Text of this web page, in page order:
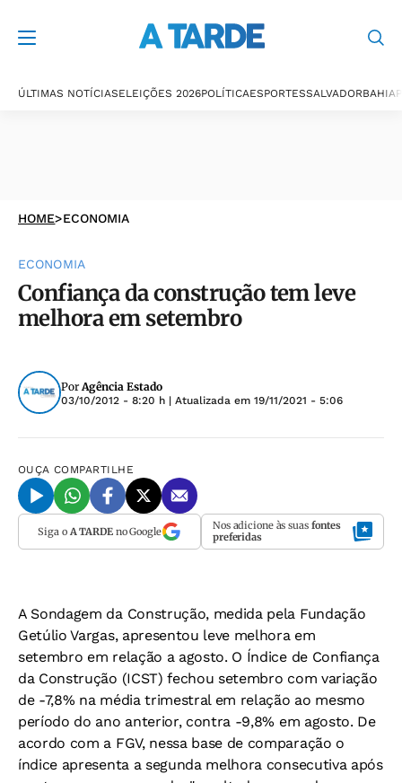
ÚLTIMAS NOTÍCIASELEIÇÕES 2026POLÍTICAESPORTESSALVADORBAHIA
HOME>ECONOMIA
ECONOMIA
Confiança da construção tem leve
melhora em setembro
PorAgência Estado
03/10/2012 - 8:20 h | Atualizada em 19/11/2021 - 5:06
OUÇA COMPARTILHE
Siga o A TARDEno Google Nos adicione às suas fontes
preferidas
A Sondagem da Construção, medida pela Fundação
Getúlio Vargas, apresentou leve melhora em
setembro em relação a agosto. O Índice de Confiança
da Construção (ICST) fechou setembro com variação
de -7,8% na média trimestral em relação ao mesmo
período do ano anterior, contra -9,8% em agosto. De
acordo com a FGV, nessa base de comparação o
índice apresenta a segunda melhora consecutiva após